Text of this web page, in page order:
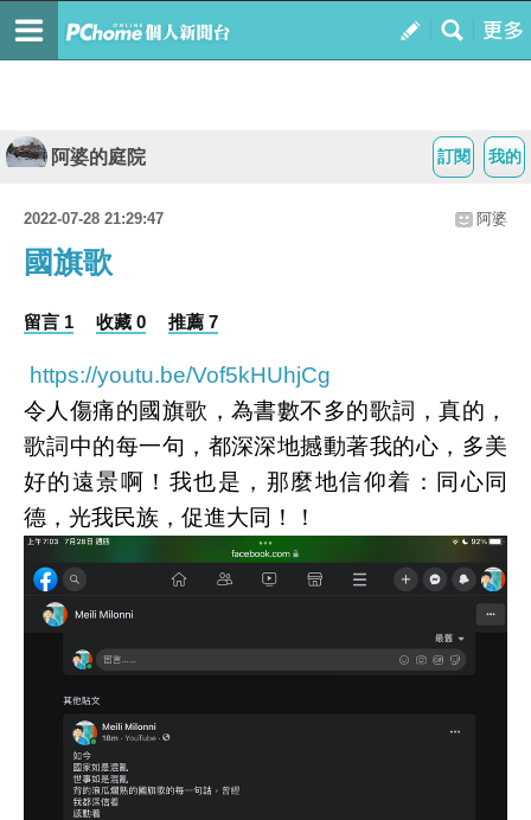
我的
訂閱
阿婆的庭院
2022-07-28 21:29:47 阿婆
國旗歌
留言 1 收藏 0 推薦 7
https://youtu.be/Vof5kHUhjCg
令人傷痛的國旗歌，為書數不多的歌詞，真的，
歌詞中的每一句，都深深地撼動著我的心，多美
好的遠景啊！我也是，那麼地信仰着：同心同
德，光我民族，促進大同！！